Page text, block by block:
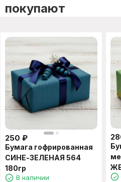
покупают
250 ₽
Бумага гофрированная
СИНЕ-ЗЕЛЕНАЯ 564
180гр
В наличии